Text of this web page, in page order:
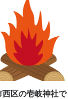
区の壱岐神社